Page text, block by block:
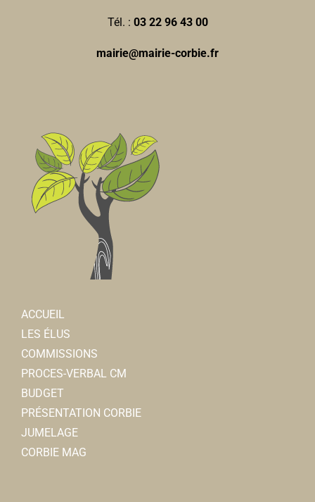
Tél. : 03 22 96 43 00
mairie@mairie-corbie.fr
ACCUEIL
LES ÉLUS
COMMISSIONS
PROCES-VERBAL CM
BUDGET
PRÉSENTATION CORBIE
JUMELAGE
CORBIE MAG